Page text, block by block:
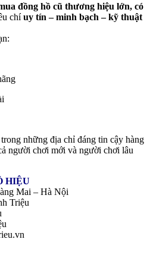
đồng hồ cũ thương hiệu lớn, có
chíuy tín – minh bạch – kỹ thuật
những địa chỉ đáng tin cậy hàng
người chơi mới và người chơi lâu
HIỆU
Mai – Hà Nội
Triệu